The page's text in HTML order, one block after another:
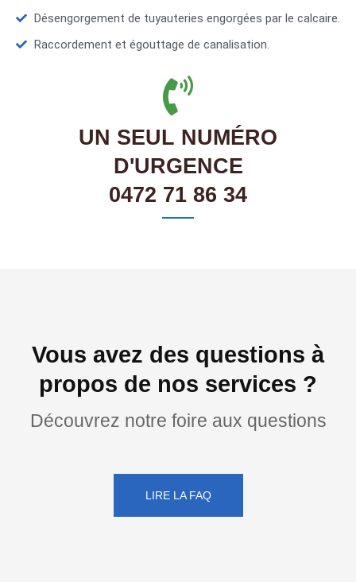
Désengorgement de tuyauteries engorgées par le calcaire.
Raccordement et égouttage de canalisation.
UN SEUL NUMÉRO
D'URGENCE
0472 71 86 34
Vous avez des questions à
propos de nos services ?
Découvrez notre foire aux questions
LIRE LA FAQ